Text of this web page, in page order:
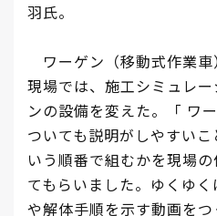
羽氏。
ワーゲン（移動式作業
現場では、施工シミュレ
ンの設備を変えた。「 ワ
ついても説明がしやすい
いう順番で組むかを現場
てもらいました。ゆくゆ
や解体手順を示す動画を